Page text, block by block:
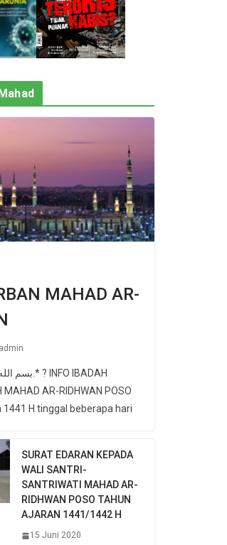
MAHAD AR-
admin
MAHAD AR-RIDHWAN POSO
1441 H tinggal beberapa hari
SURAT EDARAN KEPADA
WALI SANTRI-
SANTRIWATI MAHAD AR-
RIDHWAN POSO TAHUN
AJARAN 1441/1442 H
15 Juni 2020